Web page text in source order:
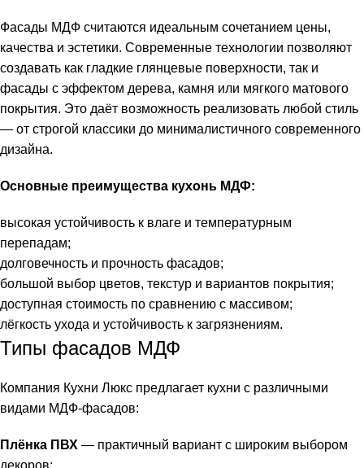
Фасады МДФ считаются идеальным сочетанием цены,
качества и эстетики. Современные технологии позволяют
создавать как гладкие глянцевые поверхности, так и
фасады с эффектом дерева, камня или мягкого матового
покрытия. Это даёт возможность реализовать любой стиль
— от строгой классики до минималистичного современного
дизайна.
Основные преимущества кухонь МДФ:
высокая устойчивость к влаге и температурным
перепадам;
долговечность и прочность фасадов;
большой выбор цветов, текстур и вариантов покрытия;
доступная стоимость по сравнению с массивом;
лёгкость ухода и устойчивость к загрязнениям.
Типы фасадов МДФ
Компания Кухни Люкс предлагает кухни с различными
видами МДФ-фасадов:
Плёнка ПВХ — практичный вариант с широким выбором
декоров;